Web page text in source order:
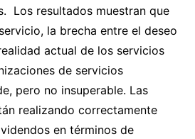
Los resultados muestran que
la brecha entre el deseo
actual de los servicios
de servicios
pero no insuperable. Las
realizando correctamente
en términos de